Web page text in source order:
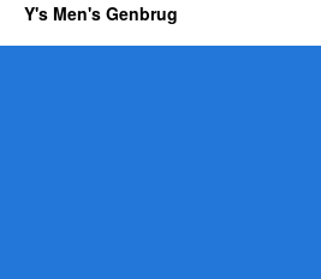
Y's Men's Genbrug